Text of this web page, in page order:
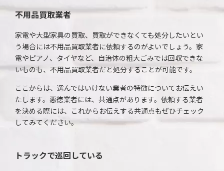
不用品買取業者
家電や大型家具の買取、買取ができなくても処分したいとい
う場合には不用品買取業者に依頼するのがよいでしょう。家
電やピアノ、タイヤなど、自治体の粗大ごみでは回収できな
いものも、不用品買取業者だと処分することが可能です。
ここからは、選んではいけない業者の特徴についてお伝えい
たします。悪徳業者には、共通点があります。依頼する業者
を決める際には、これからお伝えする共通点もぜひチェック
してみてください。
トラックで巡回している